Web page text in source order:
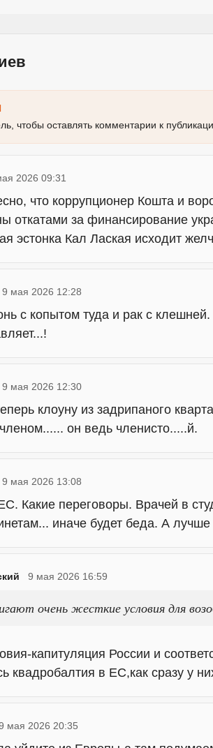
чтобы оставлять комментарии к
2026 09:31
что коррупционер Кошта и
откатами за финансирование
эстонка Кал Лаская исходит
9 мая 2026 12:28
с копытом туда и рак с
9 мая 2026 12:30
клоуну из задрипаного
он ведь членисто.....й.
9 мая 2026 13:08
Какие переговоры. Врачей в
иначе будет беда. А лучше
9 мая 2026 16:59
очень жесткие условия для
капитуляция России и
квадробалтия в ЕС,как сразу у
мая 2026 20:35